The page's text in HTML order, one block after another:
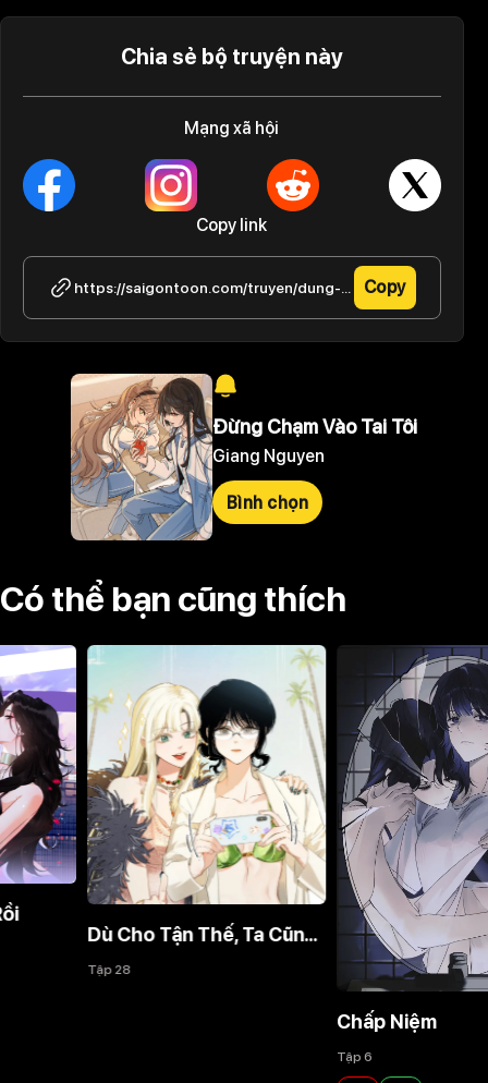
Chia sẻ bộ truyện này
Mạng xã hội
Copy link
Copy
Đừng Chạm Vào Tai Tôi
Giang Nguyen
Bình chọn
Có thể bạn cũng thích
Dù Cho Tận Thế, Ta Cũng Không Thích Ngươi!
Chấp Niệm